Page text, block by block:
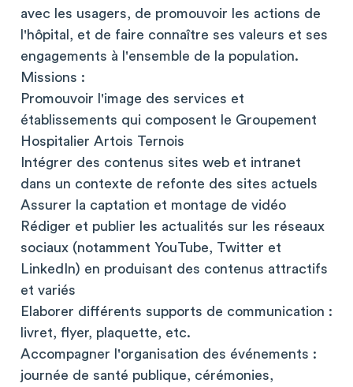
avec les usagers, de promouvoir les actions de
l'hôpital, et de faire connaître ses valeurs et ses
engagements à l'ensemble de la population.
Missions :
Promouvoir l'image des services et
établissements qui composent le Groupement
Hospitalier Artois Ternois
Intégrer des contenus sites web et intranet
dans un contexte de refonte des sites actuels
Assurer la captation et montage de vidéo
Rédiger et publier les actualités sur les réseaux
sociaux (notamment YouTube, Twitter et
LinkedIn) en produisant des contenus attractifs
et variés
Elaborer différents supports de communication :
livret, flyer, plaquette, etc.
Accompagner l'organisation des événements :
journée de santé publique, cérémonies,